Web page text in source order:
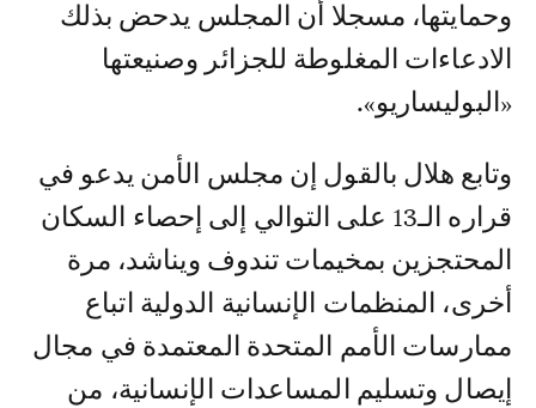
وحمايتها، مسجلا أن المجلس يدحض بذلك
الادعاءات المغلوطة للجزائر وصنيعتها
«البوليساريو».
وتابع هلال بالقول إن مجلس الأمن يدعو في
قراره الـ13 على التوالي إلى إحصاء السكان
المحتجزين بمخيمات تندوف ويناشد، مرة
أخرى، المنظمات الإنسانية الدولية اتباع
ممارسات الأمم المتحدة المعتمدة في مجال
إيصال وتسليم المساعدات الإنسانية، من